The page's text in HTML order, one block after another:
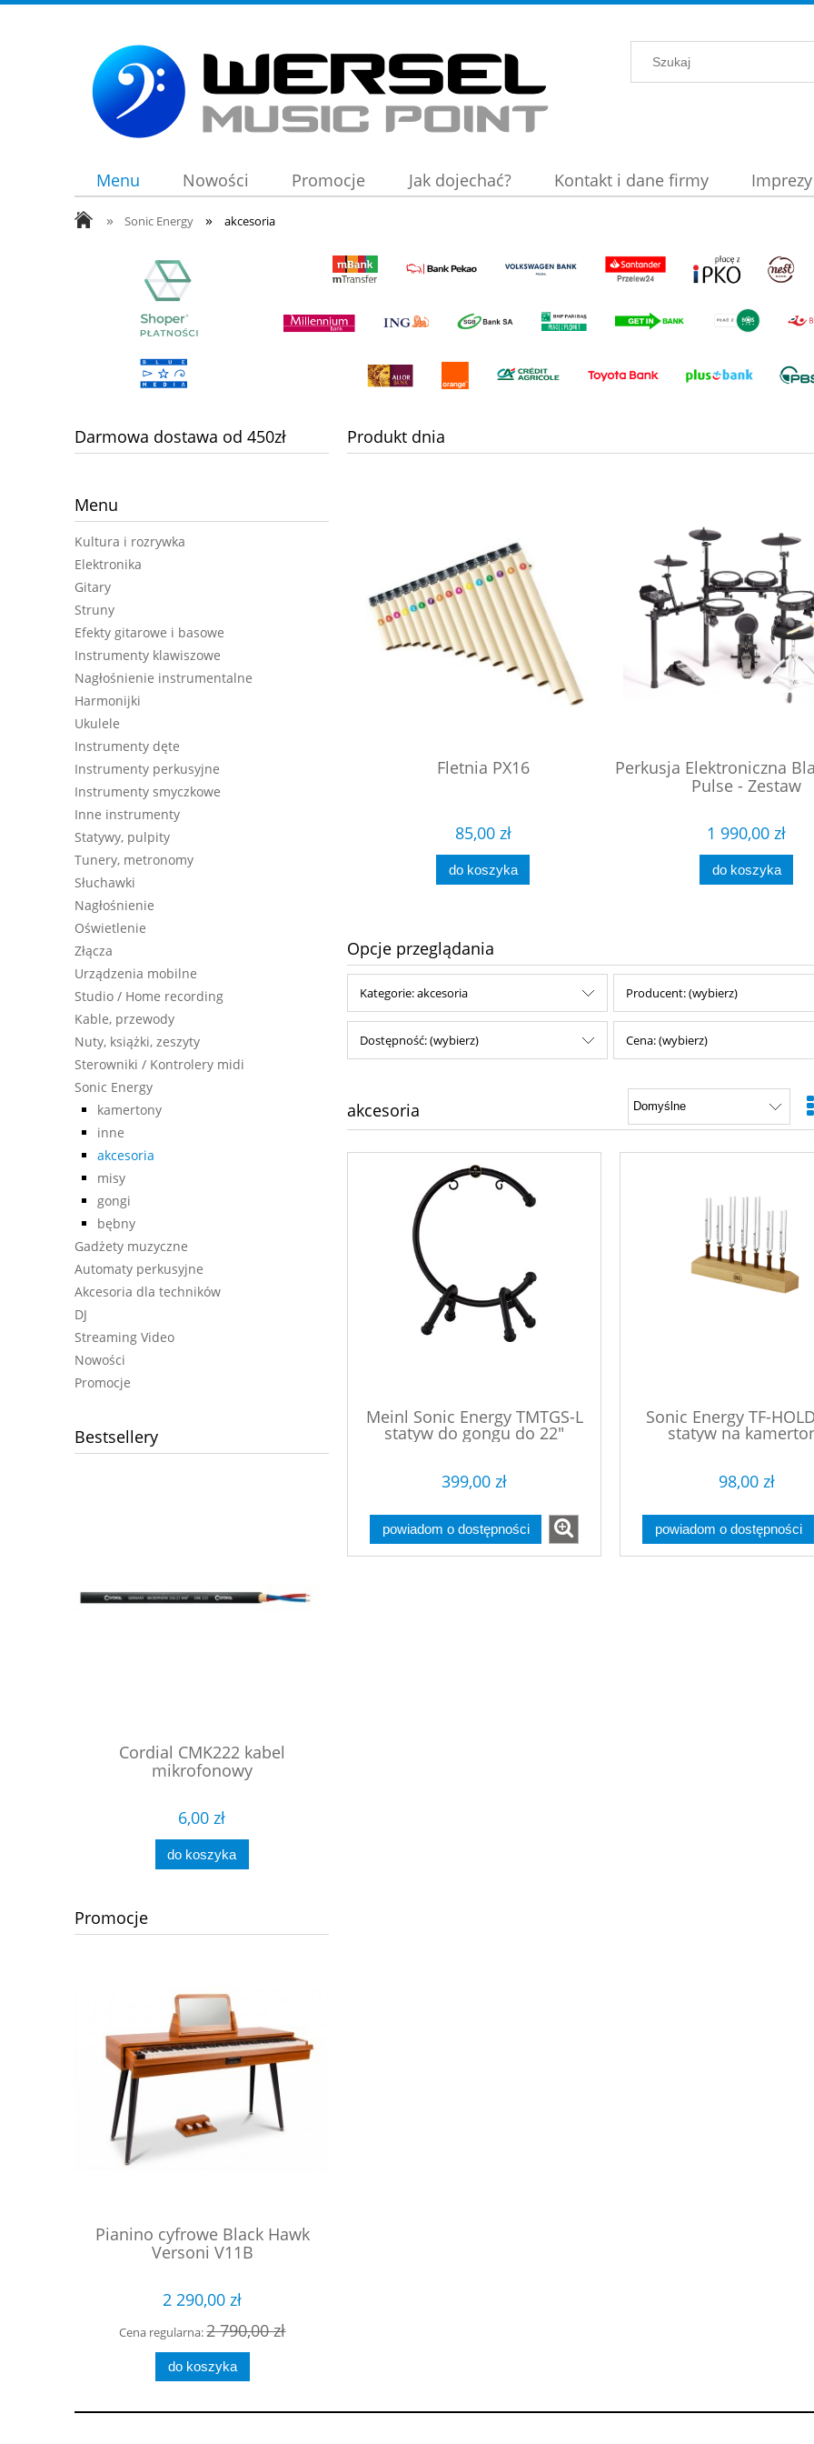
Menu Nowości Promocje Jak dojechać? Kontakt i dane firmy Imprezy
» Sonic Energy » akcesoria
Darmowa dostawa od 450zł
Menu
Kultura i rozrywka
Elektronika
Gitary
Struny
Efekty gitarowe i basowe
Instrumenty klawiszowe
Nagłośnienie instrumentalne
Harmonijki
Ukulele
Instrumenty dęte
Instrumenty perkusyjne
Instrumenty smyczkowe
Inne instrumenty
Statywy, pulpity
Tunery, metronomy
Słuchawki
Nagłośnienie
Oświetlenie
Złącza
Urządzenia mobilne
Studio / Home recording
Kable, przewody
Nuty, książki, zeszyty
Sterowniki / Kontrolery midi
Sonic Energy
kamertony
inne
akcesoria
misy
gongi
bębny
Gadżety muzyczne
Automaty perkusyjne
Akcesoria dla techników
DJ
Streaming Video
Nowości
Promocje
Bestsellery
Cordial CMK222 kabel
mikrofonowy
6,00 zł
do koszyka
Promocje
Pianino cyfrowe Black Hawk
Versoni V11B
2 290,00 zł
Cena regularna:2 790,00 zł
do koszyka
Produkt dnia
JOYO DC30 combo gitarowe
do koszyka
Fletnia PX16
85,00 zł
do koszyka
Perkusja Elektroniczna
Pulse - Zestaw
1 990,00 zł
do koszyka
Opcje przeglądania
Kategorie: akcesoria Producent: (wybierz)
Dostępność: (wybierz) Cena: (wybierz)
akcesoria
Meinl Sonic Energy TMTGS-L
statyw do gongu do 22"
399,00 zł
powiadom o dostępności
Sonic Energy TF-
statyw na
98,00 zł
powiadom o dostępności